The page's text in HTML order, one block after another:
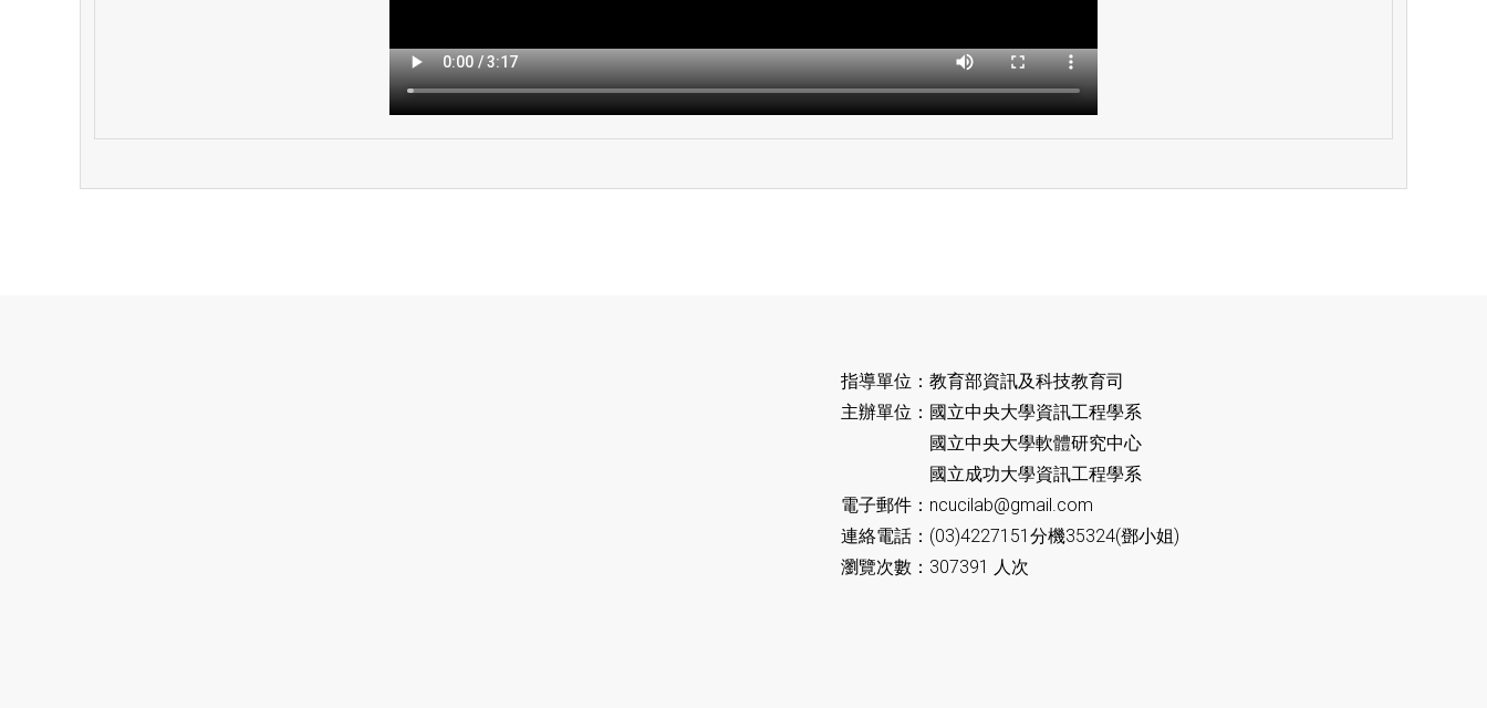
指導單位：教育部資訊及科技教育司
主辦單位：國立中央大學資訊工程學系
國立中央大學軟體研究中心
國立成功大學資訊工程學系
電子郵件：ncucilab@gmail.com
連絡電話：(03)4227151分機35324(鄧小姐)
瀏覽次數：307391 人次